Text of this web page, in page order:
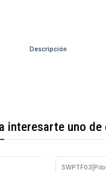
Descripción
interesarte uno de
SWPTF03